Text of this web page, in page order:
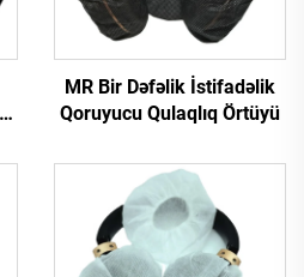
MR Bir Dəfəlik İstifadəlik
Qoruyucu Qulaqlıq Örtüyü